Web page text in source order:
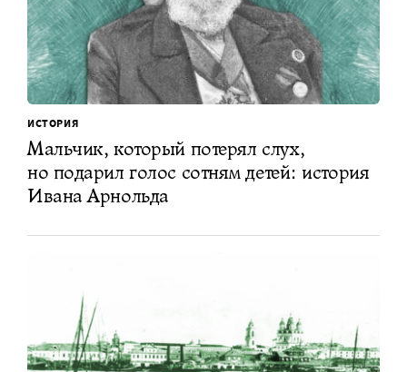
ИСТОРИЯ
Мальчик, который потерял слух,
но подарил голос сотням детей: история
Ивана Арнольда